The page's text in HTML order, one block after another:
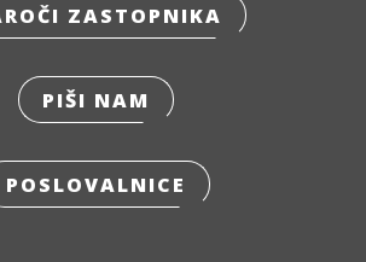
ZASTOPNIKA
PIŠI NAM
POSLOVALNICE